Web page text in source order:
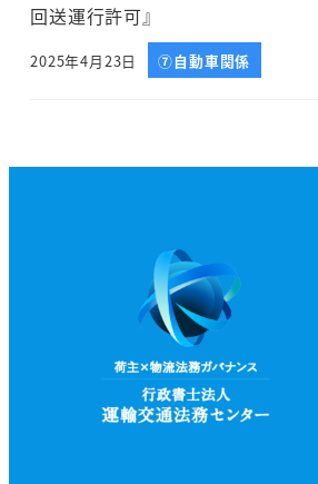
回送運行許可』
投稿日
2025年4月23日 ⑦自動車関係